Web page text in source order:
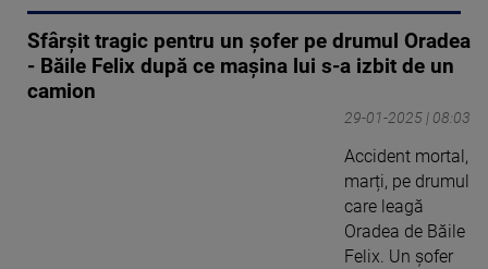
Sfârșit tragic pentru un șofer pe drumul Oradea
- Băile Felix după ce mașina lui s-a izbit de un
camion
29-01-2025 | 08:03
Accident mortal,
marți, pe drumul
care leagă
Oradea de Băile
Felix. Un șofer